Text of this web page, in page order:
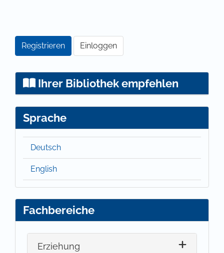
Registrieren Einloggen
Ihrer Bibliothek empfehlen
Sprache
Deutsch
English
Fachbereiche
Erziehung